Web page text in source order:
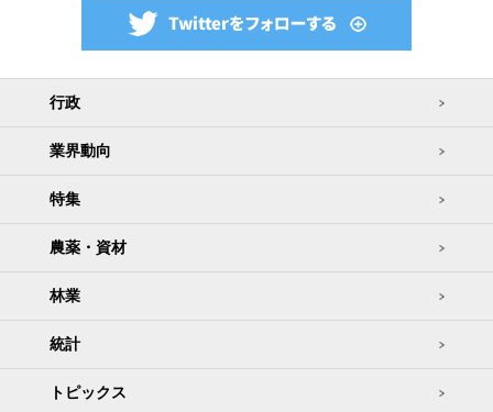
行政
業界動向
特集
農薬・資材
林業
統計
トピックス